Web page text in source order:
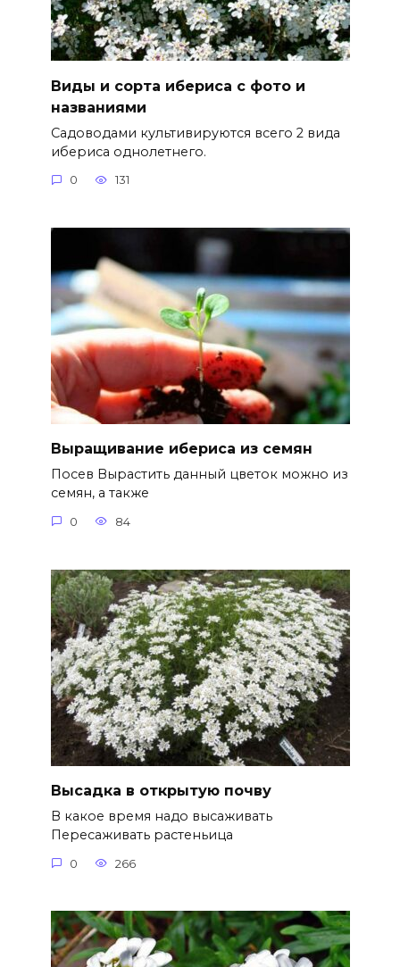
Виды и сорта ибериса с фото и
названиями
Садоводами культивируются всего 2 вида
ибериса однолетнего.
0 131
Выращивание ибериса из семян
Посев Вырастить данный цветок можно из
семян, а также
0 84
Высадка в открытую почву
В какое время надо высаживать
Пересаживать растеньица
0 266